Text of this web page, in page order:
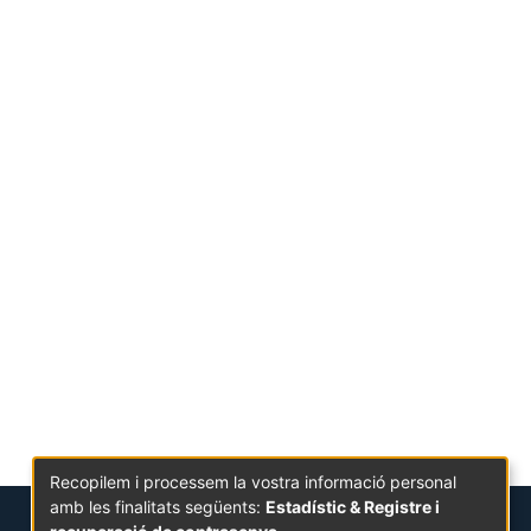
Recopilem i processem la vostra informació personal
amb les finalitats següents: Estadístic & Registre i